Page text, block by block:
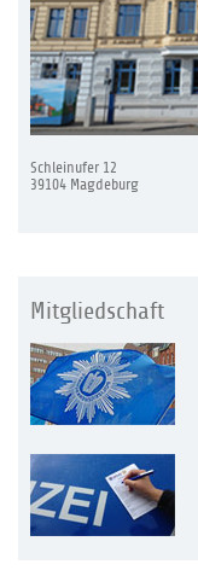
Schleinufer 12
39104 Magdeburg
Mitgliedschaft